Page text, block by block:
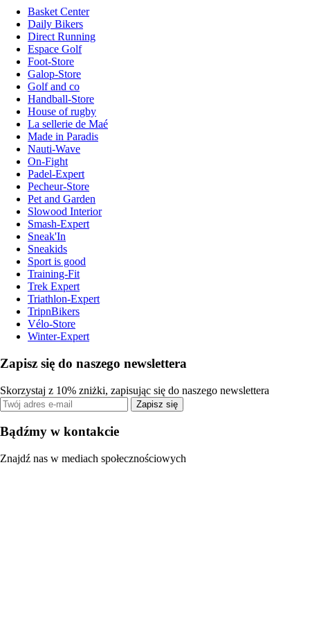
Basket Center
Daily Bikers
Direct Running
Espace Golf
Foot-Store
Galop-Store
Golf and co
Handball-Store
House of rugby
La sellerie de Maé
Made in Paradis
Nauti-Wave
On-Fight
Padel-Expert
Pecheur-Store
Pet and Garden
Slowood Interior
Smash-Expert
Sneak'In
Sneakids
Sport is good
Training-Fit
Trek Expert
Triathlon-Expert
TripnBikers
Vélo-Store
Winter-Expert
Zapisz się do naszego newslettera
Skorzystaj z 10% zniżki, zapisując się do naszego newslettera
Zapisz się
Bądźmy w kontakcie
Znajdź nas w mediach społecznościowych